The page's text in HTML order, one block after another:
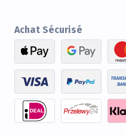
Achat Sécurisé